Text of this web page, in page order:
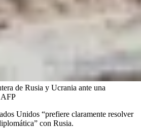
de Rusia y Ucrania ante una
AFP
Unidos “prefiere claramente resolver
con Rusia.